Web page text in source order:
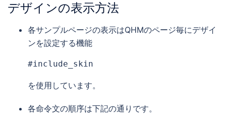
デザインの表示方法
各サンプルページの表示はQHMのページ毎にデザイ
ンを設定する機能
#include_skin
を使用しています。
各命令文の順序は下記の通りです。